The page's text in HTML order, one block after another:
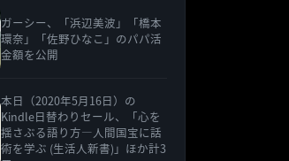
ガーシー、「浜辺美波」「橋本
環奈」「佐野ひなこ」のパパ活
金額を公開
本日（2020年5月16日）の
Kindle日替わりセール、「心を
揺さぶる語り方―人間国宝に話
術を学ぶ (生活人新書)」ほか計3